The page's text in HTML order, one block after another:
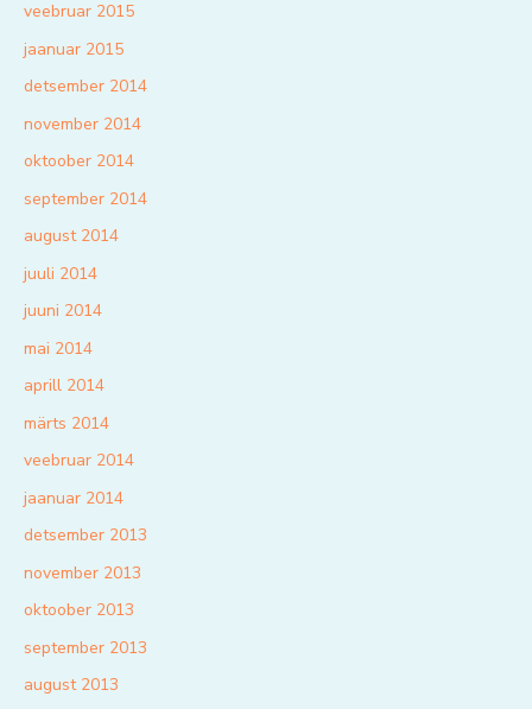
veebruar 2015
jaanuar 2015
detsember 2014
november 2014
oktoober 2014
september 2014
august 2014
juuli 2014
juuni 2014
mai 2014
aprill 2014
märts 2014
veebruar 2014
jaanuar 2014
detsember 2013
november 2013
oktoober 2013
september 2013
august 2013